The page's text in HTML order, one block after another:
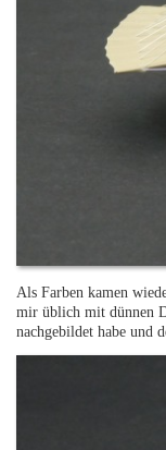
Als Farben kamen
mir üblich mit dünnen
nachgebildet habe und